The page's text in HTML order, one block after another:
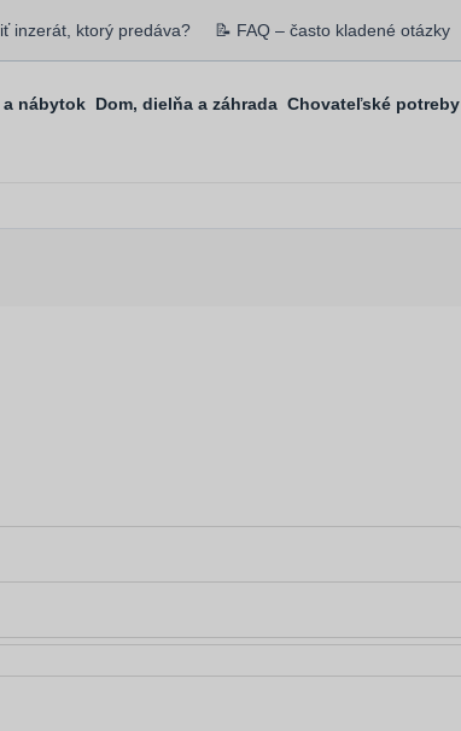
inzerát, ktorý predáva? 📝 FAQ – často kladené otázky
nábytok Dom, dielňa a záhrada Chovateľské potreby